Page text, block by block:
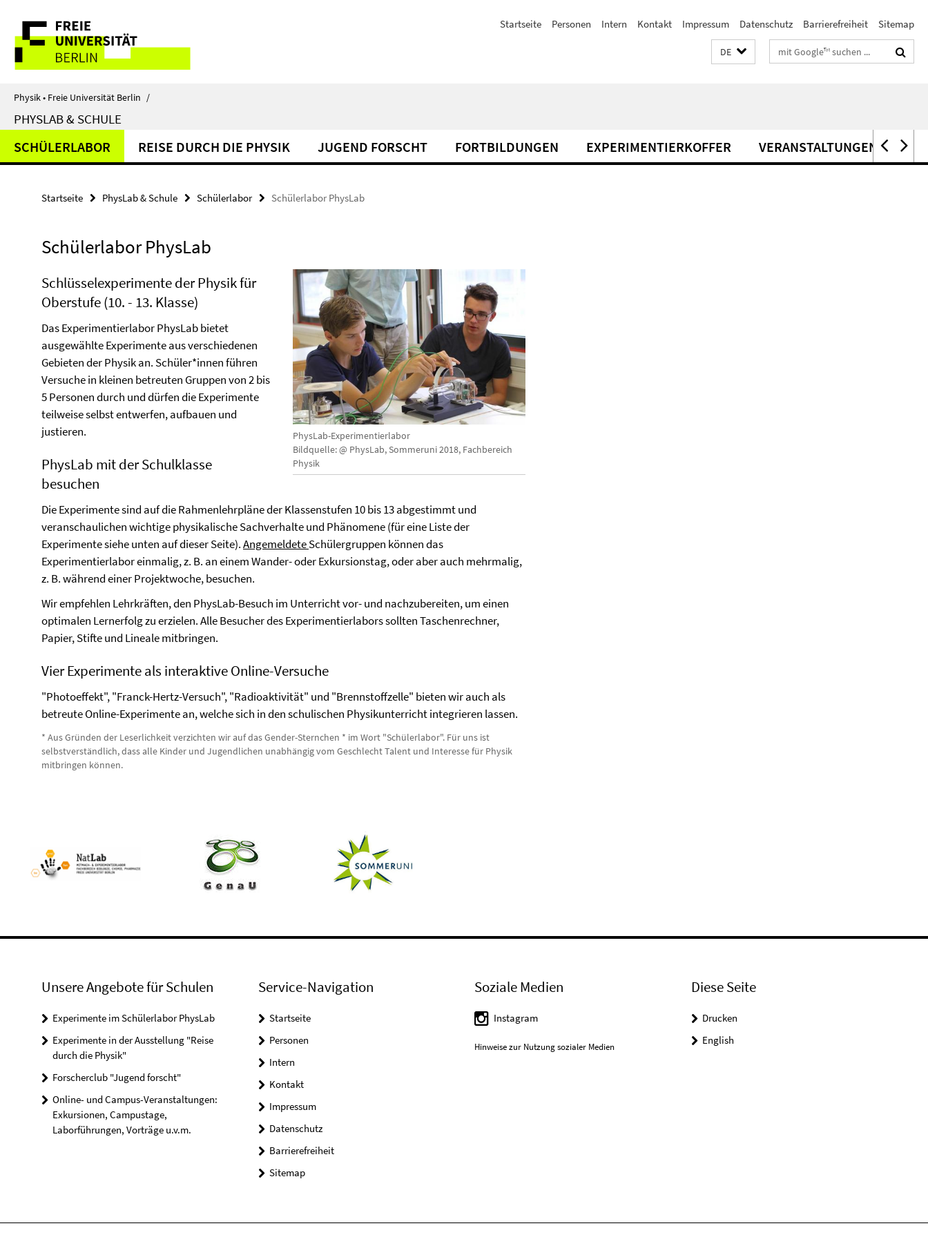
direkt
Inhalt
Service-
Navigation
Startseite Personen Intern Kontakt Impressum Datenschutz Barrierefreiheit Sitemap
DE Suchbegriffe
Physik • Freie Universität Berlin /
PHYSLAB & SCHULE
SCHÜLERLABOR REISE DURCH DIE PHYSIK JUGEND FORSCHT FORTBILDUNGEN EXPERIMENTIERKOFFER VERANSTALTUNGEN
Startseite PhysLab & Schule Schülerlabor Schülerlabor PhysLab
Schülerlabor PhysLab
PhysLab-Experimentierlabor
Bildquelle: @ PhysLab, Sommeruni 2018, Fachbereich
Physik
Schlüsselexperimente der Physik für
Oberstufe (10. - 13. Klasse)
Das Experimentierlabor PhysLab bietet
ausgewählte Experimente aus verschiedenen
Gebieten der Physik an. Schüler*innen führen
Versuche in kleinen betreuten Gruppen von 2 bis
5 Personen durch und dürfen die Experimente
teilweise selbst entwerfen, aufbauen und
justieren.
PhysLab mit der Schulklasse
besuchen
Die Experimente sind auf die Rahmenlehrpläne der Klassenstufen 10 bis 13 abgestimmt und
veranschaulichen wichtige physikalische Sachverhalte und Phänomene (für eine Liste der
Experimente siehe unten auf dieser Seite).AngemeldeteSchülergruppen können das
Experimentierlabor einmalig, z. B. an einem Wander- oder Exkursionstag, oder aber auch mehrmalig,
z. B. während einer Projektwoche, besuchen.
Wir empfehlen Lehrkräften, den PhysLab-Besuch im Unterricht vor- und nachzubereiten, um einen
optimalen Lernerfolg zu erzielen. Alle Besucher des Experimentierlabors sollten Taschenrechner,
Papier, Stifte und Lineale mitbringen.
Vier Experimente als interaktive Online-Versuche
"Photoeffekt", "Franck-Hertz-Versuch", "Radioaktivität" und "Brennstoffzelle" bieten wir auch als
betreute Online-Experimente an, welche sich in den schulischen Physikunterricht integrieren lassen.
* Aus Gründen der Leserlichkeit verzichten wir auf das Gender-Sternchen * im Wort "Schülerlabor". Für uns ist
selbstverständlich, dass alle Kinder und Jugendlichen unabhängig vom Geschlecht Talent und Interesse für Physik
mitbringen können.
Unsere Angebote für Schulen
Experimente im Schülerlabor PhysLab
Experimente in der Ausstellung "Reise
durch die Physik"
Forscherclub "Jugend forscht"
Online- und Campus-Veranstaltungen:
Exkursionen, Campustage,
Laborführungen, Vorträge u.v.m.
Service-Navigation
Startseite
Personen
Intern
Kontakt
Impressum
Datenschutz
Barrierefreiheit
Sitemap
Soziale Medien
Instagram
Hinweise zur Nutzung sozialer Medien
Diese Seite
Drucken
English